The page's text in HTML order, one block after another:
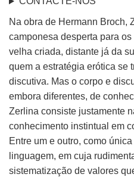
Na obra de Hermann Broch,
camponesa desperta para
velha criada, distante já da
quem a estratégia erótica se
discutiva. Mas o corpo e
embora diferentes, de
Zerlina consiste justamente
conhecimento instintual em
Entre um e outro, como
linguagem, em cuja
sistematização de valores